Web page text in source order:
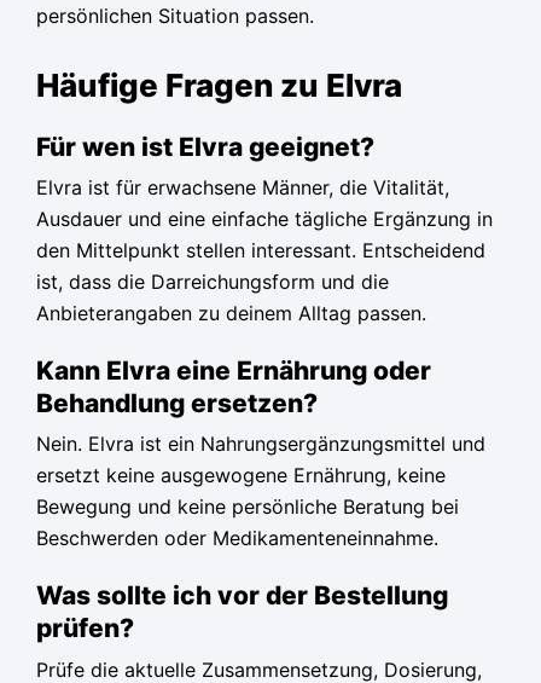
persönlichen Situation passen.
Häufige Fragen zu Elvra
Für wen ist Elvra geeignet?
Elvra ist für erwachsene Männer, die Vitalität,
Ausdauer und eine einfache tägliche Ergänzung in
den Mittelpunkt stellen interessant. Entscheidend
ist, dass die Darreichungsform und die
Anbieterangaben zu deinem Alltag passen.
Kann Elvra eine Ernährung oder
Behandlung ersetzen?
Nein. Elvra ist ein Nahrungsergänzungsmittel und
ersetzt keine ausgewogene Ernährung, keine
Bewegung und keine persönliche Beratung bei
Beschwerden oder Medikamenteneinnahme.
Was sollte ich vor der Bestellung
prüfen?
Prüfe die aktuelle Zusammensetzung, Dosierung,